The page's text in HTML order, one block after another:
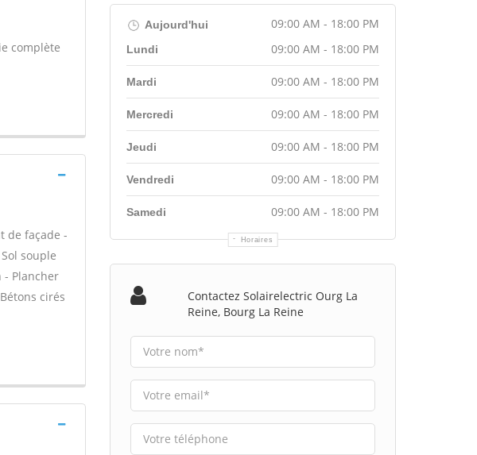
complète
de façade -
souple
- Plancher
cirés
Aujourd'hui 09:00 AM - 18:00 PM
Horaires
Lundi 09:00 AM - 18:00 PM
Mardi 09:00 AM - 18:00 PM
Mercredi 09:00 AM - 18:00 PM
Jeudi 09:00 AM - 18:00 PM
Vendredi 09:00 AM - 18:00 PM
Samedi 09:00 AM - 18:00 PM
Contactez Solairelectric Ourg La
Reine, Bourg La Reine